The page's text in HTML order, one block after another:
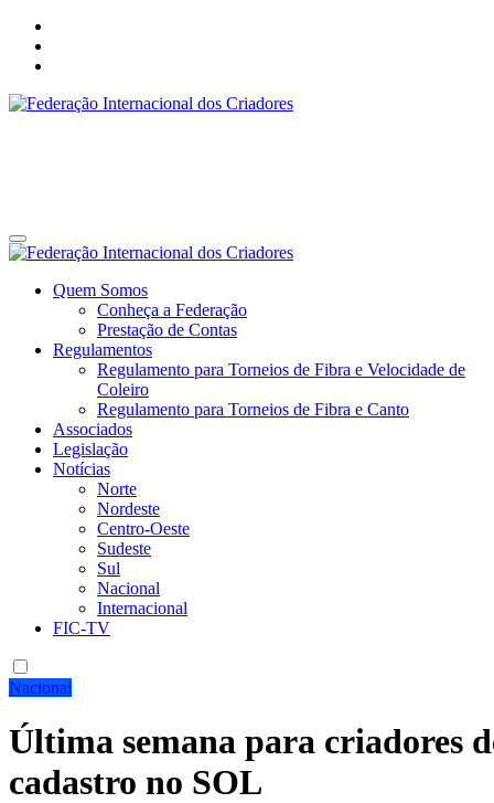
Site da Federação Internacional dos Criadores de Pássaros
Quem Somos
Conheça a Federação
Prestação de Contas
Regulamentos
Regulamento para Torneios de Fibra e Velocidade de
Coleiro
Regulamento para Torneios de Fibra e Canto
Associados
Legislação
Notícias
Norte
Nordeste
Centro-Oeste
Sudeste
Sul
Nacional
Internacional
FIC-TV
Nacional
Última semana para criadores
cadastro no SOL